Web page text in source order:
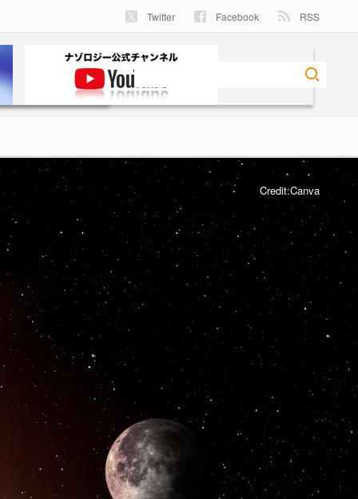
Twitter Facebook RSS
Credit:Canva